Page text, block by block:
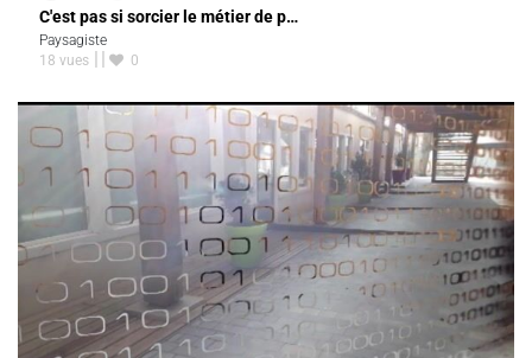
C'est pas si sorcier le métier de p…
Paysagiste
18 vues
0